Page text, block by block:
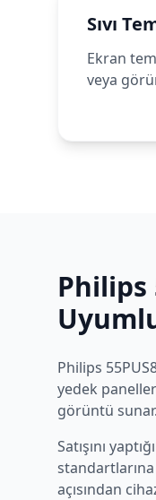
Sıvı
Ekran
veya
Philips
Philips
yedek
görüntü sunar.
Satışını
açısından